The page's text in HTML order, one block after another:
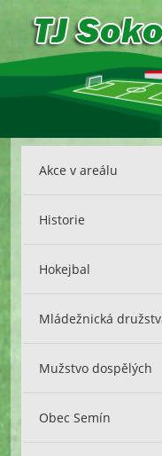
Akce v areálu
Historie
Hokejbal
Mládežnická
Mužstvo dospělých
Obec Semín